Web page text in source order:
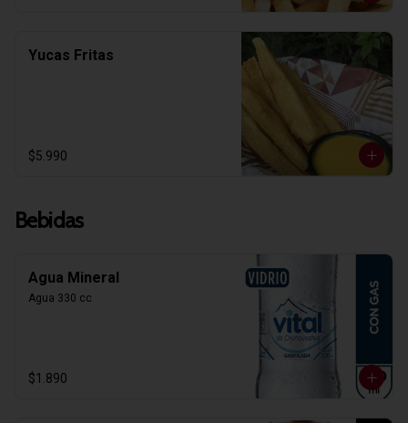
Yucas Fritas
$5.990
Bebidas
Agua Mineral
Agua 330 cc
$1.890